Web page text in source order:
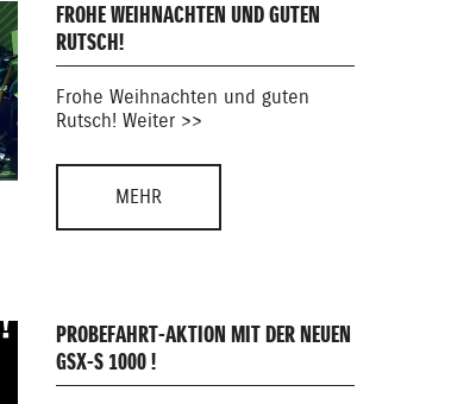
FROHE WEIHNACHTEN UND GUTEN
RUTSCH!
Frohe Weihnachten und guten
Rutsch! Weiter >>
MEHR
PROBEFAHRT-AKTION MIT DER NEUEN
GSX-S 1000 !